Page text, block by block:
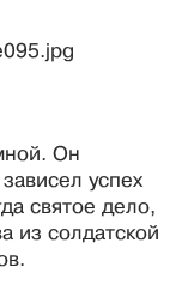
Он
успех
святое дело,
из солдатской